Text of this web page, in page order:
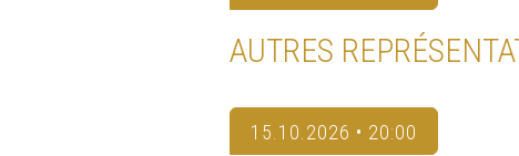
AUTRES
15.10.2026 • 20:00